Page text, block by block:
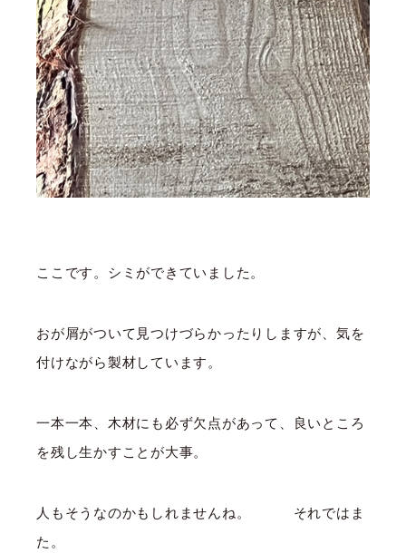
ここです。シミができていました。
おが屑がついて見つけづらかったりしますが、気を
付けながら製材しています。
一本一本、木材にも必ず欠点があって、良いところ
を残し生かすことが大事。
人もそうなのかもしれませんね。 それではま
た。